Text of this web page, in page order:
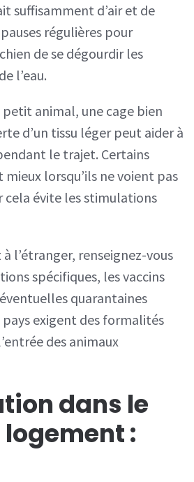
suffisamment d’air et de
régulières pour
de se dégourdir les
l’eau.
petit animal, une cage bien
d’un tissu léger peut aider à
le trajet. Certains
mieux lorsqu’ils ne voient pas
cela évite les stimulations
l’étranger, renseignez-vous
spécifiques, les vaccins
quarantaines
pays exigent des formalités
des animaux
dans le
: